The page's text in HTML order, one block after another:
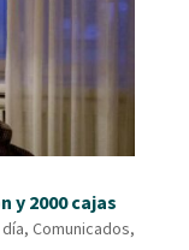
y 2000 cajas
, Comunicados,